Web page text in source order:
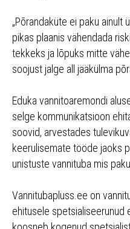
„Põrandaküte ei paku ainult
pikas plaanis vähendada
tekkeks ja lõpuks mitte
soojust jalge all jääkülma
Eduka vannitoaremondi
selge kommunikatsioon
soovid, arvestades
keerulisemate tööde jaoks
unistuste vannituba mis
Vannitubapluss.ee on
ehitusele